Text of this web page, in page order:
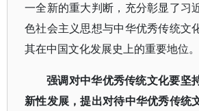
一全新的重大判断，充分彰显了习
色社会主义思想与中华优秀传统文
其在中国文化发展史上的重要地位。
强调对中华优秀传统文化要坚
新性发展，提出对待中华优秀传统